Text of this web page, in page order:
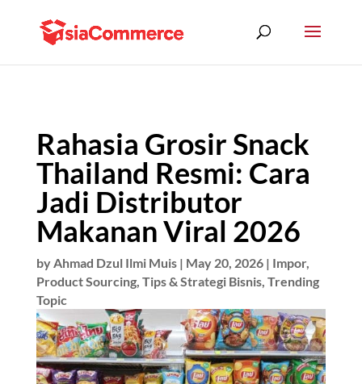
Rahasia Grosir Snack
Thailand Resmi: Cara
Jadi Distributor
Makanan Viral 2026
byAhmad Dzul Ilmi Muis| May 20, 2026| Impor,
Product Sourcing, Tips & Strategi Bisnis, Trending
Topic